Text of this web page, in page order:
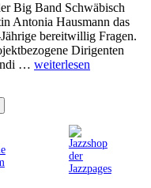
Big Band Schwäbisch
Antonia Hausmann das
bereitwillig Fragen.
Dirigenten
… weiterlesen